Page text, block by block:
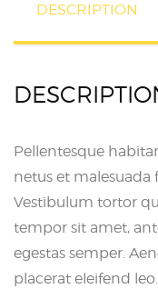
DESCRIPTION
Pellentesque
netus et malesuada
Vestibulum tortor
tempor sit amet,
egestas semper.
placerat eleifend leo.